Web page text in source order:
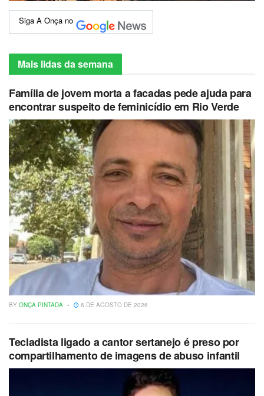
Siga A Onça no
Mais lidas da semana
Família de jovem morta a facadas pede ajuda para
encontrar suspeito de feminicídio em Rio Verde
BY ONÇA PINTADA 6 DE AGOSTO DE 2026
Tecladista ligado a cantor sertanejo é preso por
compartilhamento de imagens de abuso infantil